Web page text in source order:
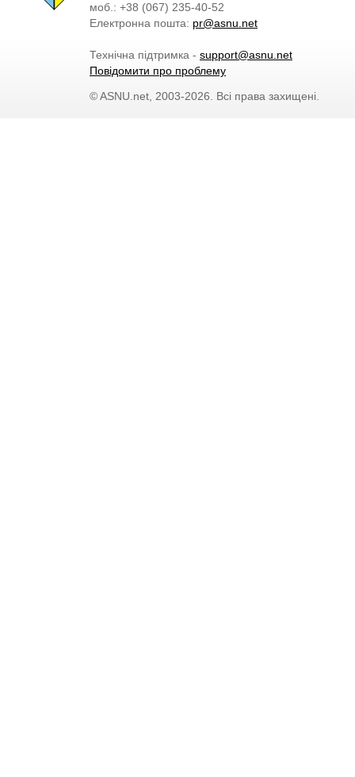
моб.: +38 (067) 235-40-52
Електронна пошта: pr@asnu.net
Технічна підтримка - support@asnu.net
Повідомити про проблему
© ASNU.net, 2003-2026. Всі права захищені.